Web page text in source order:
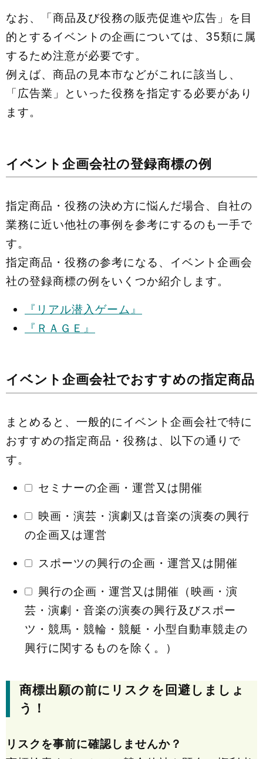
なお、「商品及び役務の販売促進や広告」を目
的とするイベントの企画については、35類に属
するため注意が必要です。
例えば、商品の見本市などがこれに該当し、
「広告業」といった役務を指定する必要があり
ます。
イベント企画会社の登録商標の例
指定商品・役務の決め方に悩んだ場合、自社の
業務に近い他社の事例を参考にするのも一手で
す。
指定商品・役務の参考になる、イベント企画会
社の登録商標の例をいくつか紹介します。
『リアル潜入ゲーム』
『ＲＡＧＥ』
イベント企画会社でおすすめの指定商品
まとめると、一般的にイベント企画会社で特に
おすすめの指定商品・役務は、以下の通りで
す。
セミナーの企画・運営又は開催
映画・演芸・演劇又は音楽の演奏の興行
の企画又は運営
スポーツの興行の企画・運営又は開催
興行の企画・運営又は開催（映画・演
芸・演劇・音楽の演奏の興行及びスポー
ツ・競馬・競輪・競艇・小型自動車競走の
興行に関するものを除く。）
商標出願の前にリスクを回避しましょ
う！
リスクを事前に確認しませんか？